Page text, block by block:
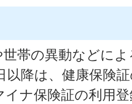
帯の異動などに
以降は、健康保険
イナ保険証の利用